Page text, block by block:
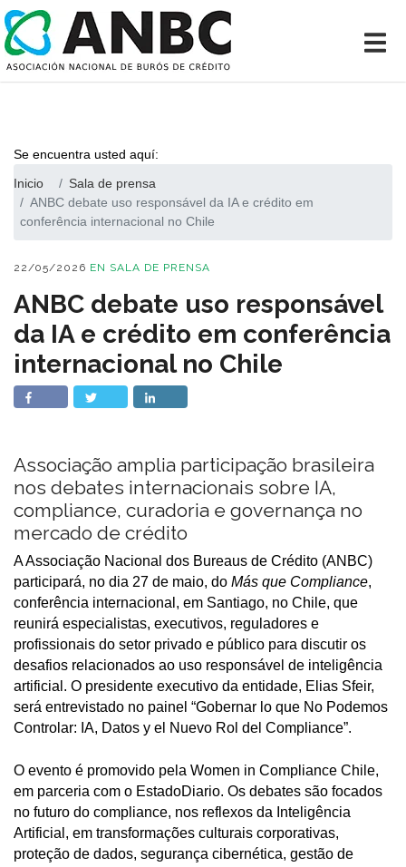
Se encuentra usted aquí:
Inicio
Sala de prensa
ANBC debate uso responsável da IA e crédito em
conferência internacional no Chile
22/05/2026 EN SALA DE PRENSA
ANBC debate uso responsável
da IA e crédito em conferência
internacional no Chile
Associação amplia participação brasileira
nos debates internacionais sobre IA,
compliance, curadoria e governança no
mercado de crédito
A Associação Nacional dos Bureaus de Crédito (ANBC)
participará, no dia 27 de maio, do Más que Compliance,
conferência internacional, em Santiago, no Chile, que
reunirá especialistas, executivos, reguladores e
profissionais do setor privado e público para discutir os
desafios relacionados ao uso responsável de inteligência
artificial. O presidente executivo da entidade, Elias Sfeir,
será entrevistado no painel “Gobernar lo que No Podemos
Controlar: IA, Datos y el Nuevo Rol del Compliance”.
O evento é promovido pela Women in Compliance Chile,
em parceria com o EstadoDiario. Os debates são focados
no futuro do compliance, nos reflexos da Inteligência
Artificial, em transformações culturais corporativas,
proteção de dados, segurança cibernética, gestão de